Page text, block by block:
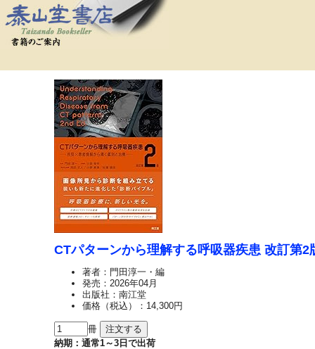
CTパターンから理解する呼吸器疾患 改訂第2
著者：門田淳一・編
発売：2026年04月
出版社：南江堂
価格（税込）：14,300円
冊
納期：通常1～3日で出荷